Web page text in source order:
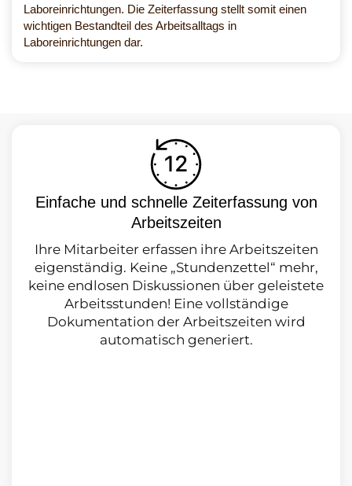
Laboreinrichtungen. Die Zeiterfassung stellt somit einen
wichtigen Bestandteil des Arbeitsalltags in
Laboreinrichtungen dar.
Einfache und schnelle Zeiterfassung von
Arbeitszeiten
Ihre Mitarbeiter erfassen ihre Arbeitszeiten
eigenständig. Keine „Stundenzettel“ mehr,
keine endlosen Diskussionen über geleistete
Arbeitsstunden! Eine vollständige
Dokumentation der Arbeitszeiten wird
automatisch generiert.